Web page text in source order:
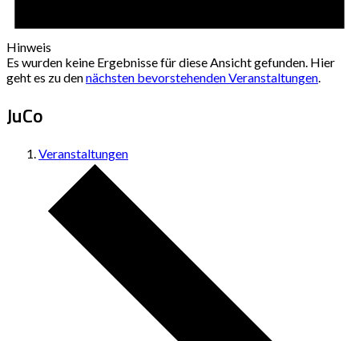
Hinweis
Es wurden keine Ergebnisse für diese Ansicht gefunden. Hier
geht es zu dennächsten bevorstehenden Veranstaltungen.
JuCo
Veranstaltungen